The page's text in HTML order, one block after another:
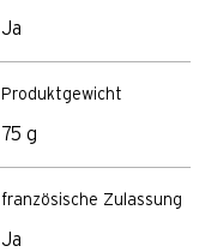
Ja
Produktgewicht
75 g
französische Zulassung
Ja